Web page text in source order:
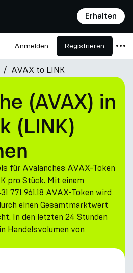
Erhalten
Anmelden Registrieren
AVAX to LINK
(AVAX) in
(LINK)
für Avalanches AVAX-Token
pro Stück. Mit einem
771 961.18 AVAX-Token wird
einen Gesamtmarktwert
In den letzten 24 Stunden
Handelsvolumen von